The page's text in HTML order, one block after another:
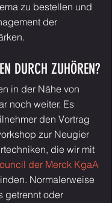
zu bestellen und
der
DURCH ZUHÖREN?
in der Nähe von
noch weiter. Es
den Vortrag
zur Neugier
die wir mit
der Merck KgaA
Normalerweise
getrennt oder